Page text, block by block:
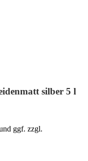
silber 5 l
ggf. zzgl.